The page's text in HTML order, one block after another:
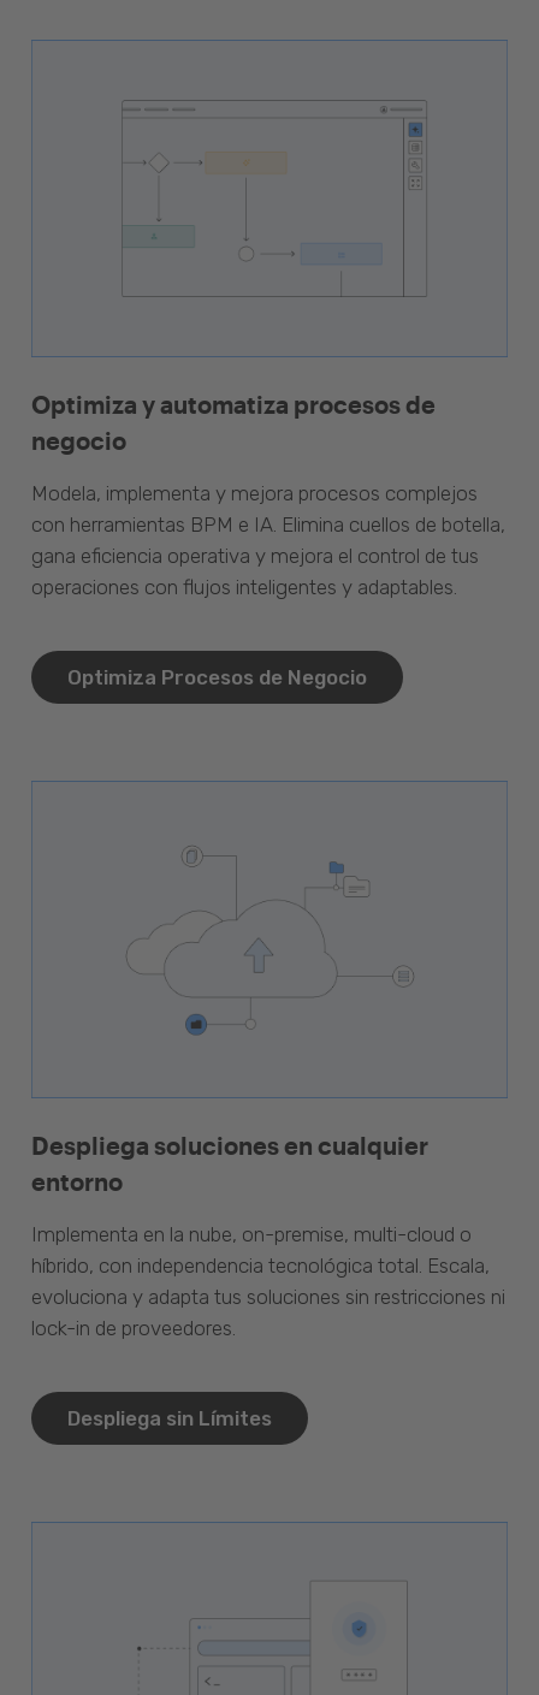
Optimiza y automatiza procesos de
negocio
Modela, implementa y mejora procesos complejos
con herramientas BPM e IA. Elimina cuellos de botella,
gana eficiencia operativa y mejora el control de tus
operaciones con flujos inteligentes y adaptables.
Optimiza Procesos de Negocio
Despliega soluciones en cualquier
entorno
Implementa en la nube, on-premise, multi-cloud o
híbrido, con independencia tecnológica total. Escala,
evoluciona y adapta tus soluciones sin restricciones ni
lock-in de proveedores.
Despliega sin Límites